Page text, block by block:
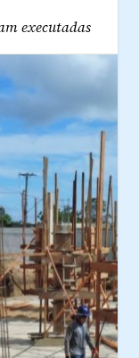
executadas